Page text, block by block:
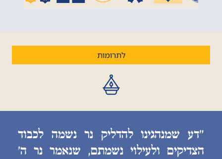
לתרומות
״דע שמנהגינו להדליק נר נשמה לכבוד
הצדיקים ולעילוי נשמתם, שנאמר נר ה׳